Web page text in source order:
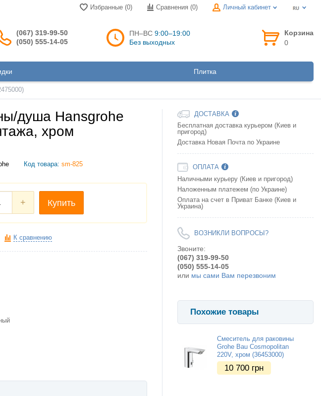
Избранные (0) Сравнения (0) Личный кабинет
(067) 319-99-50
(050) 555-14-05
ПН–ВС 9:00–19:00
Без выходных
Корзина
0
Плитка
душа Hansgrohe
хром
Код товара: sm-825
+ Купить
К сравнению
ДОСТАВКА
Бесплатная доставка курьером (Киев и
пригород)
Доставка Новая Почта по Украине
ОПЛАТА
Наличными курьеру (Киев и пригород)
Наложенным платежем (по Украине)
Оплата на счет в Приват Банке (Киев и
Украина)
ВОЗНИКЛИ ВОПРОСЫ?
Звоните:
(067) 319-99-50
(050) 555-14-05
или мы сами Вам перезвоним
Похожие товары
Смеситель для раковины
Grohe Bau Cosmopolitan
220V, хром (36453000)
10 700 грн